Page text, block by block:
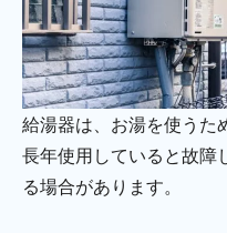
給湯器は、お湯を使うた
長年使用していると故障
る場合があります。